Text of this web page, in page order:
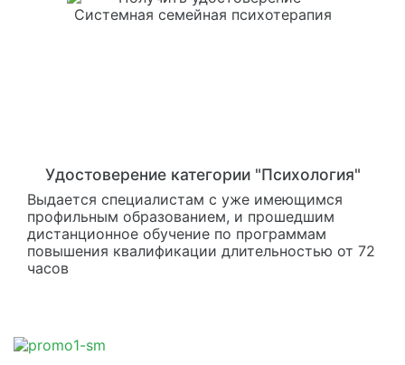
Удостоверение категории "Психология"
Выдается специалистам с уже имеющимся
профильным образованием, и прошедшим
дистанционное обучение по программам
повышения квалификации длительностью от 72
часов